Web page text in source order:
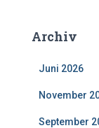
Archiv
Juni 2026
November
September